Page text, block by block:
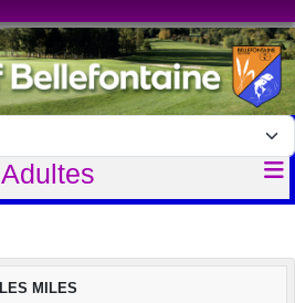
Adultes
LES MILES